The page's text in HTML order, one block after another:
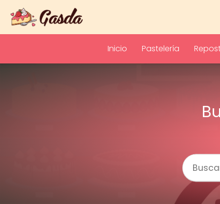
Inicio Pastelería